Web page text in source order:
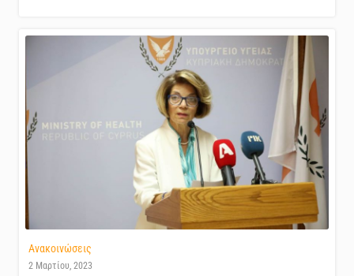
Ανακοινώσεις
2 Μαρτίου, 2023